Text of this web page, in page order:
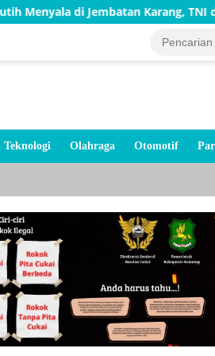
Karang, TNI dan Warga
Teknologi Olahraga Otomotif